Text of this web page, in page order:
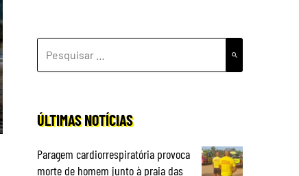
POR:
ÚLTIMAS NOTÍCIAS
Paragem cardiorrespiratória provoca
morte de homem junto à praia das